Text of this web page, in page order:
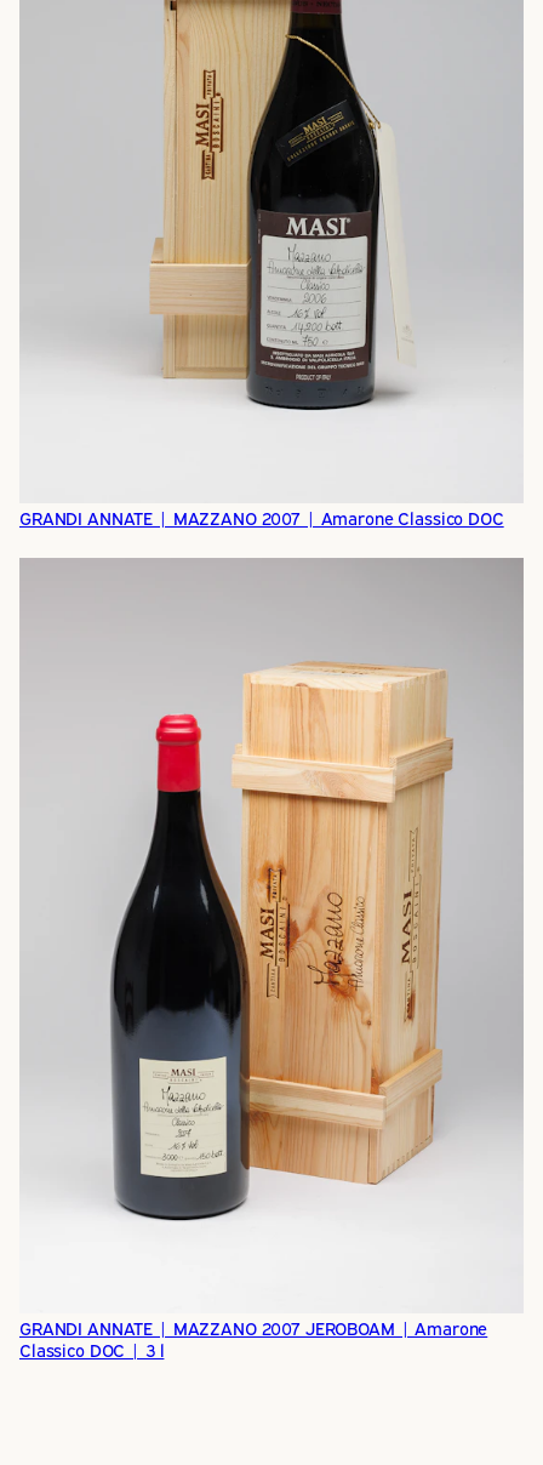
GRANDI ANNATE | MAZZANO 2007 | Amarone Classico DOC
GRANDI ANNATE | MAZZANO 2007 JEROBOAM | Amarone
Classico DOC | 3 l